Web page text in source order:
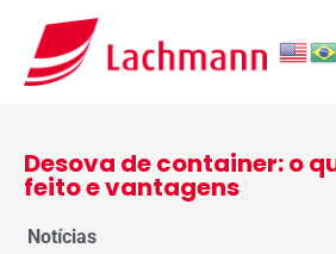
Desova de container: o
feito e vantagens
Notícias